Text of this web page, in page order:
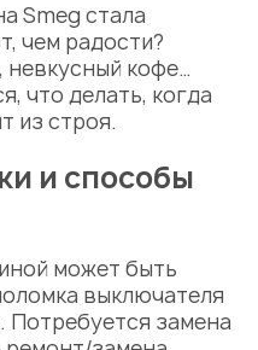
Smeg стала
чем радости?
невкусный кофе…
что делать, когда
из строя.
и способы
может быть
выключателя
Потребуется замена